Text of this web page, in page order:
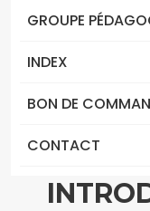
GROUPE
INDEX
BON DE
CONTACT